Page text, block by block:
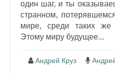
один шаг, и ты
странном,
мире, среди таких же
Этому миру будущее...
Андрей Круз